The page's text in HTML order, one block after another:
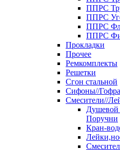
ППРС
ППРС
ППРС
ППРС
Прокладки
Прочее
Ремкомплекты
Решетки
Сгон стальной
Сифоны//
Смесители//
Душевой
Поручни
Кран-